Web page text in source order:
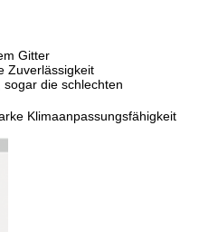
Gitter
Zuverlässigkeit
die schlechten
Klimaanpassungsfähigkeit